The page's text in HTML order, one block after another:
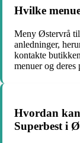
Hvilke
Meny Østervrå
anledninger,
kontakte
menuer og deres
Hvordan
Superbest i